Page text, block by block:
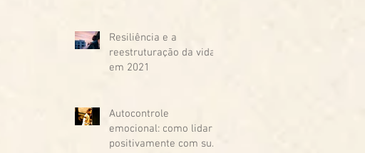
Resiliência e a
reestruturação da vida
em 2021
Autocontrole
emocional: como lidar
positivamente com sua